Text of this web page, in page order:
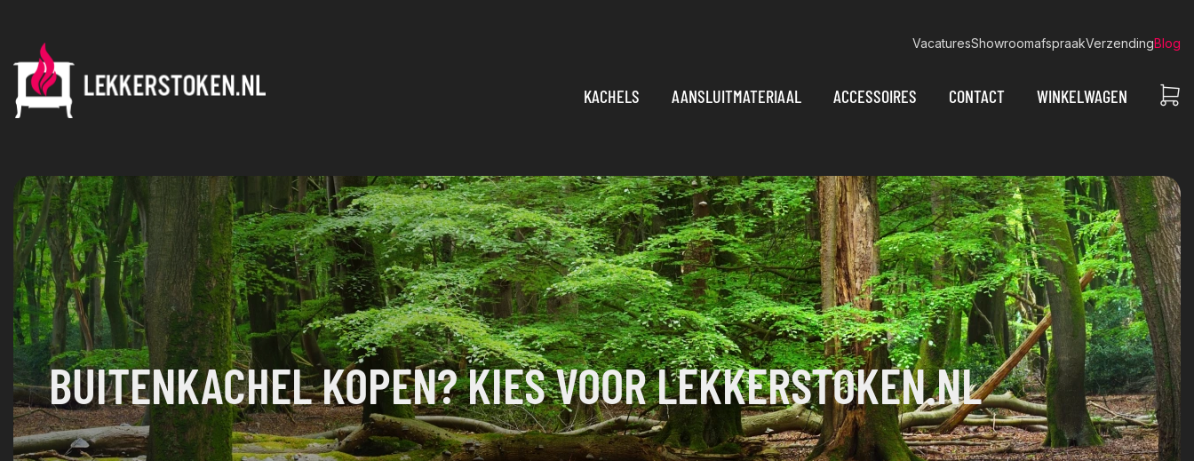
VacaturesShowroomafspraakVerzendingBlog
KACHELS AANSLUITMATERIAAL ACCESSOIRES CONTACT WINKELWAGEN
BUITENKACHEL KOPEN? KIES VOOR LEKKERSTOKEN.NL